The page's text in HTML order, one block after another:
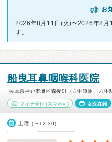
お
2026年8月11日(火)〜2026年8月
す。...
船曳耳鼻咽喉科医院
兵庫県神戸市灘区森後町（六甲道駅、六甲
マイナ受付 (スマホ可) 女医在籍
土曜（〜12:30）